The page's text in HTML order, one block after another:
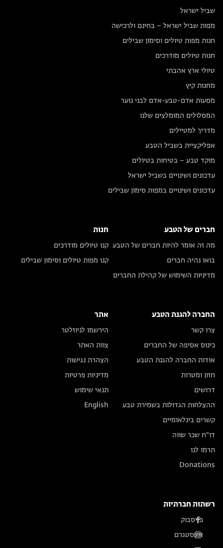
שביל ישראל
מפות שביל ישראל – בחינם ולרכישה
חנות מפות טיולים וסימון שבילים
חנות טיולים מודרכים
טיולי ארץ אהבתי
מחנות קיץ
מסעות אדם-טבע-אדם לבני נוער
המסלולים המומלצים שלנו
מדריך למטיילים
אפליקציית בשביל הטבע
מוקד טבע – בטיחות בטיולים
עדכונים ושינויים בשביל ישראל
עדכונים ושינויים במפות סימון שבילים
חברים של הטבע
מה זה אומר להיות חברים של הטבע
בואו נהיה חברים
מדיניות השימוש של קהילת החברים
חנות
קנו טיולים מודרכים
קנו מפות טיולים וסימון שבילים
החברה להגנת הטבע
צרו קשר
כינוס אסיפה של החברים
אודות החברה להגנת הטבע
חזון ומטרות
דרושים
ההצלחות הגדולות בשמירת טבע
קשרים בינלאומיים
דו״ח שכר שווה
תרמו לנו
Donations
אתר
הירשמו לניוזלטר
צוות האתר
הצהרת נגישות
מדיניות פרטיות
תנאי שימוש
English
רשתות חברתיות
פייסבוק
אינסטגרם